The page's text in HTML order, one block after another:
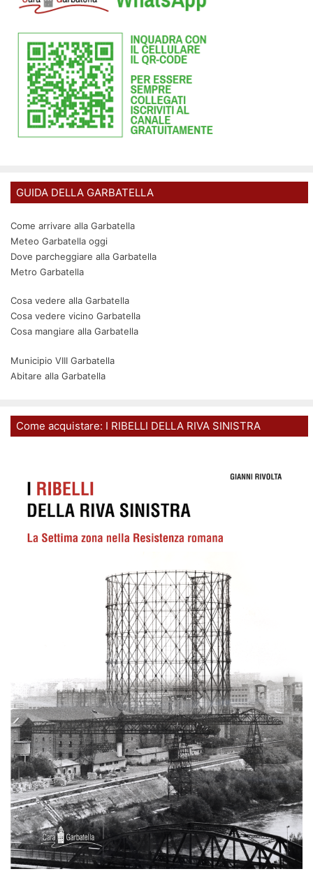
GUIDA DELLA GARBATELLA
Come arrivare alla Garbatella
Meteo Garbatella oggi
Dove parcheggiare alla Garbatella
Metro Garbatella
Cosa vedere alla Garbatella
Cosa vedere vicino Garbatella
Cosa mangiare alla Garbatella
Municipio VIII Garbatella
Abitare alla Garbatella
Come acquistare: I RIBELLI DELLA RIVA SINISTRA